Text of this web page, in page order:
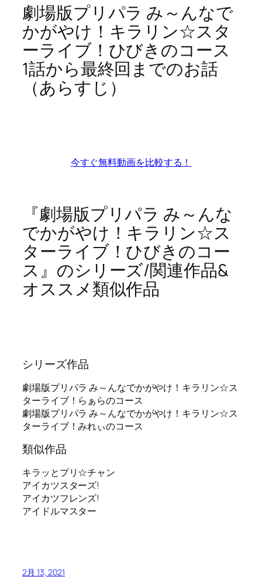
劇場版プリパラ み～んなで
かがやけ！キラリン☆スタ
ーライブ！ひびきのコース
1話から最終回までのお話
（あらすじ）
今すぐ無料動画を比較する！
『劇場版プリパラ み～んな
でかがやけ！キラリン☆ス
ターライブ！ひびきのコー
ス』のシリーズ/関連作品&
オススメ類似作品
シリーズ作品
劇場版プリパラ み～んなでかがやけ！キラリン☆ス
ターライブ！らぁらのコース
劇場版プリパラ み～んなでかがやけ！キラリン☆ス
ターライブ！みれぃのコース
類似作品
キラッとプリ☆チャン
アイカツスターズ!
アイカツフレンズ!
アイドルマスター
2月 13, 2021